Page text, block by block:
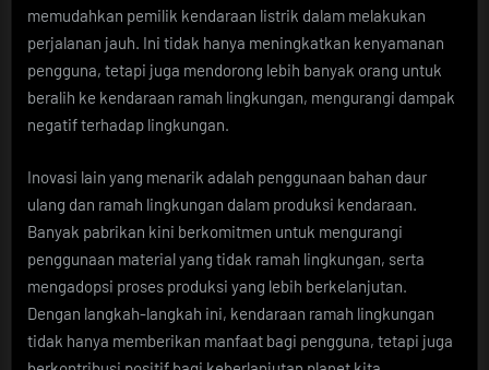
memudahkan pemilik kendaraan listrik dalam melakukan
perjalanan jauh. Ini tidak hanya meningkatkan kenyamanan
pengguna, tetapi juga mendorong lebih banyak orang untuk
beralih ke kendaraan ramah lingkungan, mengurangi dampak
negatif terhadap lingkungan.
Inovasi lain yang menarik adalah penggunaan bahan daur
ulang dan ramah lingkungan dalam produksi kendaraan.
Banyak pabrikan kini berkomitmen untuk mengurangi
penggunaan material yang tidak ramah lingkungan, serta
mengadopsi proses produksi yang lebih berkelanjutan.
Dengan langkah-langkah ini, kendaraan ramah lingkungan
tidak hanya memberikan manfaat bagi pengguna, tetapi juga